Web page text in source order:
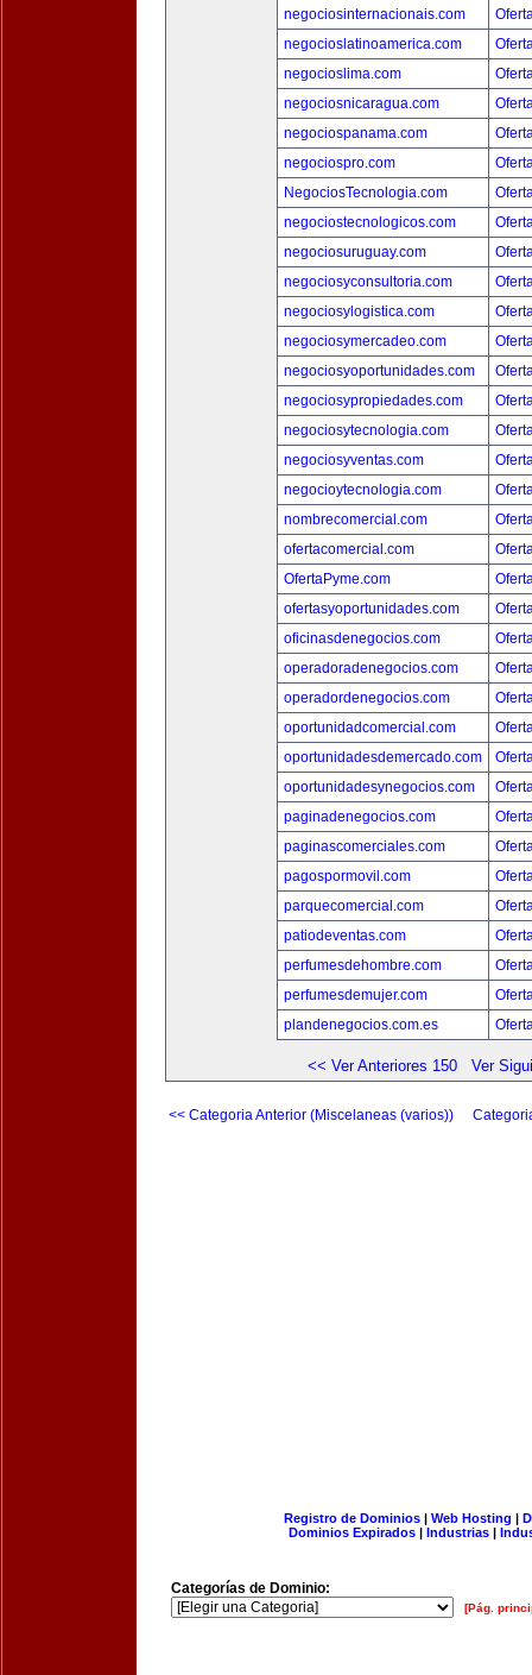
negociosinternacionais.com
negocioslatinoamerica.com
negocioslima.com
negociosnicaragua.com
negociospanama.com
negociospro.com
NegociosTecnologia.com
negociostecnologicos.com
negociosuruguay.com
negociosyconsultoria.com
negociosylogistica.com
negociosymercadeo.com
negociosyoportunidades.com
negociosypropiedades.com
negociosytecnologia.com
negociosyventas.com
negocioytecnologia.com
nombrecomercial.com
ofertacomercial.com
OfertaPyme.com
ofertasyoportunidades.com
oficinasdenegocios.com
operadoradenegocios.com
operadordenegocios.com
oportunidadcomercial.com
oportunidadesdemercado.com
oportunidadesynegocios.com
paginadenegocios.com
paginascomerciales.com
pagospormovil.com
parquecomercial.com
patiodeventas.com
perfumesdehombre.com
perfumesdemujer.com
plandenegocios.com.es
<< Ver Anteriores 150 Ver
<< Categoria Anterior (Miscelaneas (varios))
Registro de Dominios| Web Hosting |
Dominios Expirados | Industrias |
Categorías de Dominio:
[Pág.